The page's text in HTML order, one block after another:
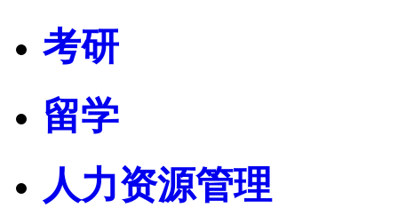
考研
留学
人力资源管理